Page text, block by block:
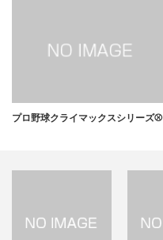
プロ野球クライマックスシリーズ⚾️